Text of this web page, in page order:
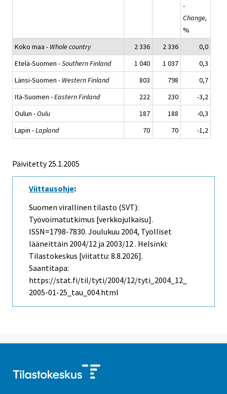
-
Change,
%
Koko maa - Whole country 2 336 2 336
0,0
Etelä-Suomen -Southern Finland 1 040 1 037
0,3
Länsi-Suomen - Western Finland 803 798
0,7
Itä-Suomen -Eastern Finland 222 230
-3,2
Oulun -Oulu 187 188
-0,3
Lapin -Lapland 70 70 -1,2
Päivitetty25.1.2005
Viittausohje:
Suomen virallinen tilasto (SVT):
Työvoimatutkimus [verkkojulkaisu].
ISSN=1798-7830. Joulukuu 2004, Työlliset
lääneittäin 2004/12 ja 2003/12 . Helsinki:
Tilastokeskus [viitattu: 8.8.2026].
Saantitapa:
https://stat.fi/til/tyti/2004/12/tyti_2004_12_
2005-01-25_tau_004.html